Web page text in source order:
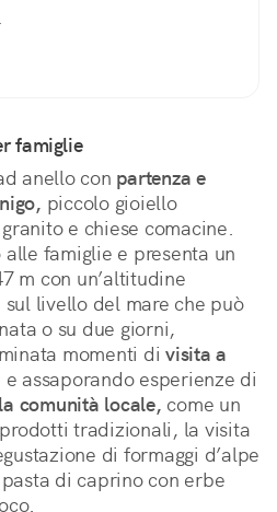
famiglie
anello con partenza e
piccolo gioiello
e chiese comacine.
famiglie e presenta un
m con un’altitudine
livello del mare che può
o su due giorni,
momenti di visita a
e assaporando esperienze di
comunità locale, come un
tradizionali, la visita
di formaggi d’alpe
di caprino con erbe